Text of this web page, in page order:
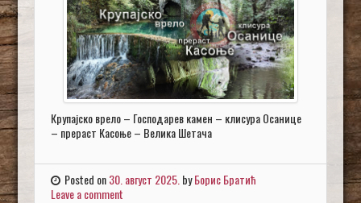
Крупајско врело – Господарев камен – клисура Осанице
– прераст Касоње – Велика Шетача
Posted on30. август 2025. byБорис Братић
Leave a comment